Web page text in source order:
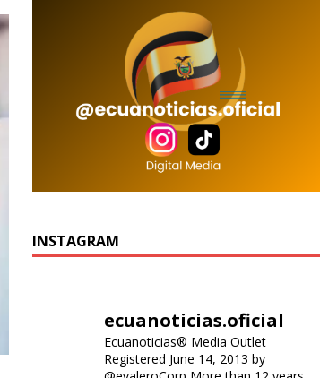
INSTAGRAM
ecuanoticias.oficial
Ecuanoticias® Media Outlet
Registered June 14, 2013 by